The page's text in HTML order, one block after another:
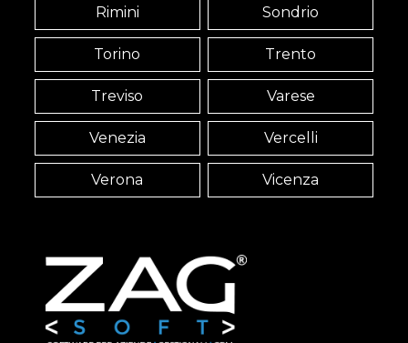
Rimini Sondrio
Torino Trento
Treviso Varese
Venezia Vercelli
Verona Vicenza